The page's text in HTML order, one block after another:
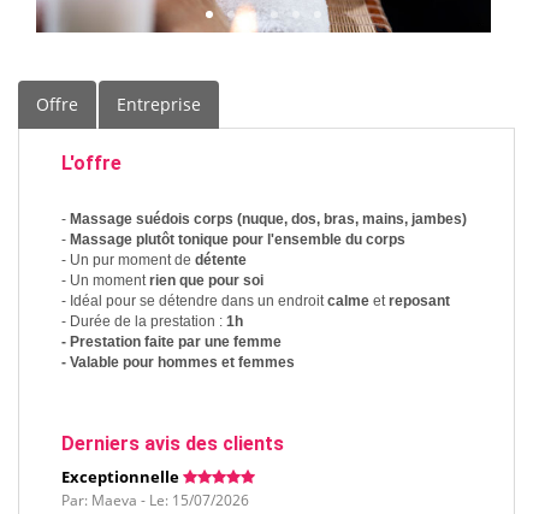
Offre Entreprise
L'offre
- Massage suédois corps (nuque, dos, bras, mains, jambes)
- Massage plutôt tonique pour l'ensemble du corps
- Un pur moment de détente
- Un momentrien que pour soi
- Idéal pour se détendre dans un endroitcalme etreposant
- Durée de la prestation : 1h
- Prestation faite par une femme
- Valable pour hommes et femmes
Derniers avis des clients
Exceptionnelle
Par: Maeva - Le: 15/07/2026